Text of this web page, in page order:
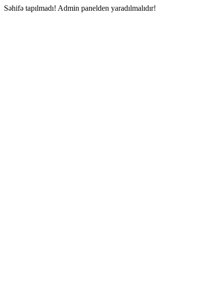
Səhifə tapılmadı! Admin panelden yaradılmalıdır!